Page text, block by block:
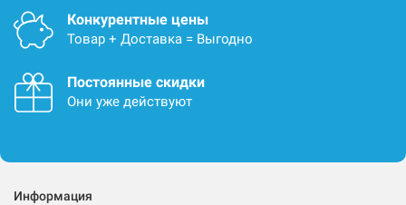
Конкурентные цены
Товар + Доставка = Выгодно
Постоянные скидки
Они уже действуют
Информация